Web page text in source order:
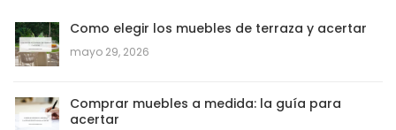
Como elegir los muebles de terraza y acertar
mayo 29, 2026
Comprar muebles a medida: la guía para
acertar